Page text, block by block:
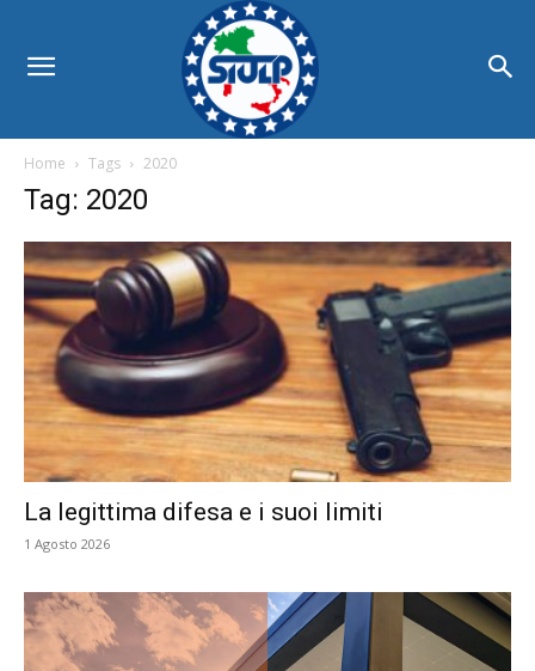
Home Tags 2020
Tag: 2020
La legittima difesa e i suoi limiti
1 Agosto 2026